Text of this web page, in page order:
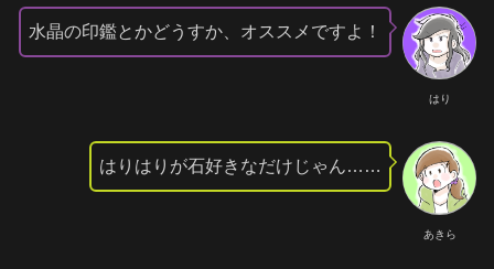
はり
水晶の印鑑とかどうすか、オススメですよ！
あきら
はりはりが石好きなだけじゃん……